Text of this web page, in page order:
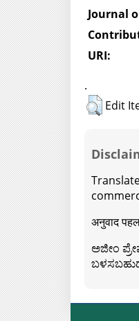
Journal
URI:
.
Edit
अनुवाद
ಅಜೀಂ